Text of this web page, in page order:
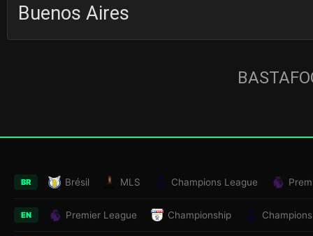
Buenos Aires
BR Brésil MLS Champions League
EN Premier League Championship